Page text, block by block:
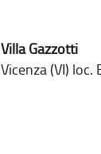
Villa Gazzotti
Vicenza (VI) loc.